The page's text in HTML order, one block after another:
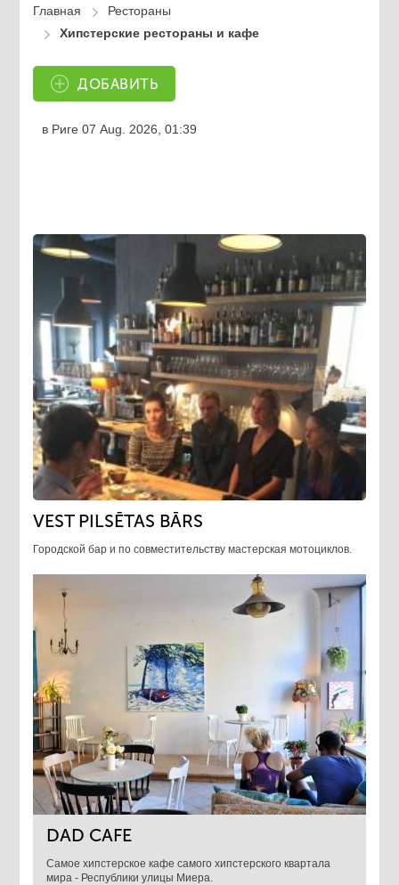
Главная
Рестораны
Хипстерские рестораны и кафе
ДОБАВИТЬ
в Риге07 Aug. 2026, 01:39
VEST PILSĒTAS BĀRS
Городской бар и по совместительству мастерская мотоциклов.
DAD CAFE
Самое хипстерское кафе самого хипстерского квартала
мира - Республики улицы Миера.